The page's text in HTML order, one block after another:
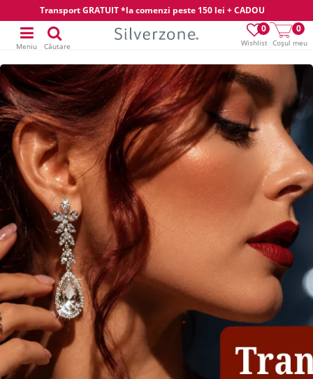
Transport GRATUIT *la comenzi peste 150 lei + CADOU
Wishlist
0
Coșul meu
0
Meniu Căutare